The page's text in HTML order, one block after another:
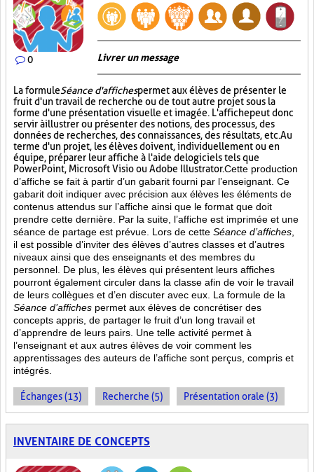
0 Livrer un message
La formuleSéance d'affichespermet aux élèves de présenter le
fruit d'un travail de recherche ou de tout autre projet sous la
forme d'une présentation visuelle et imagée. L'affichepeut donc
servir à illustrer ou présenter des notions, des processus, des
données de recherches, des connaissances, des résultats, etc. Au
terme d'un projet, les élèves doivent, individuellement ou en
équipe, préparer leur affiche à l'aide de logiciels tels que
PowerPoint, Microsoft Visio ou Adobe Illustrator.Cette production
d’affiche se fait à partir d’un gabarit fourni par l’enseignant. Ce
gabarit doit indiquer avec précision aux élèves les éléments de
contenus attendus sur l’affiche ainsi que le format que doit
prendre cette dernière. Par la suite, l’affiche est imprimée et une
séance de partage est prévue. Lors de cette Séance d’affiches
il est possible d’inviter des élèves d’autres classes et d’autres
niveaux ainsi que des enseignants et des membres du
personnel. De plus, les élèves qui présentent leurs affiches
pourront également circuler dans la classe afin de voir le travail
de leurs collègues et d’en discuter avec eux. La formule de la
Séance d’affiches permet aux élèves de concrétiser des
concepts appris, de partager le fruit d’un long travail et
d’apprendre de leurs pairs. Une telle activité permet à
l’enseignant et aux autres élèves de voir comment les
apprentissages des auteurs de l’affiche sont perçus, compris et
intégrés.
Échanges (13) Recherche (5) Présentation orale (3)
INVENTAIRE DE CONCEPTS